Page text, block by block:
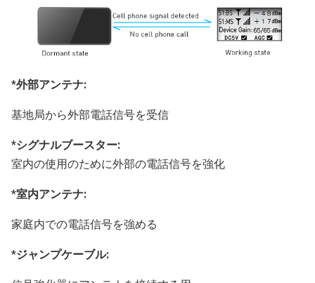
*外部アンテナ:
基地局から外部電話信号を受信
*シグナルブースター:
室内の使用のために外部の電話信号を強化
*室内アンテナ:
家庭内での電話信号を強める
*ジャンプケーブル: